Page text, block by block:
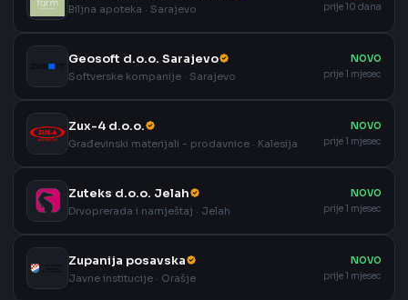
Biljna apoteka · Sarajevo
prije 10 dana
Geosoft d.o.o. Sarajevo
Softverske kompanije · Sarajevo
NOVO
prije 1 mjesec
Zux-4 d.o.o.
Građevinski materijali - prodavnice · Kalesija
NOVO
prije 1 mjesec
Zuteks d.o.o. Jelah
Drvoprerada i namještaj · Jelah
NOVO
prije 1 mjesec
Zupanija posavska
Javne institucije · Orašje
NOVO
prije 1 mjesec